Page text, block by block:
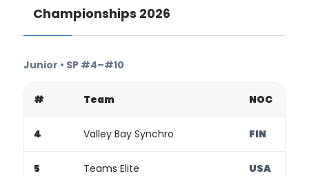
Championships 2026
Junior • SP #4–#10
# Team NOC
4 Valley Bay Synchro FIN
5 Teams Elite USA